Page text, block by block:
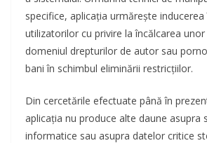
specifice, aplicaţia urmăreşte
utilizatorilor cu privire la încălcarea
domeniul drepturilor de autor sau
bani în schimbul eliminării restricţiilor.
Din cercetările efectuate până în
aplicaţia nu produce alte daune asupra
informatice sau asupra datelor critice